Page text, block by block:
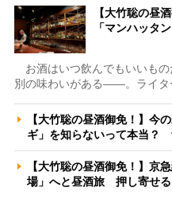
【大竹聡の昼
「マンハッタ
お酒はいつ飲んでもいいも
別の味わいがある――。ライタ
【大竹聡の昼酒御免！】今
ギ」を知らないって本当
【大竹聡の昼酒御免！】京
場」へと昼酒旅 押し寄せ